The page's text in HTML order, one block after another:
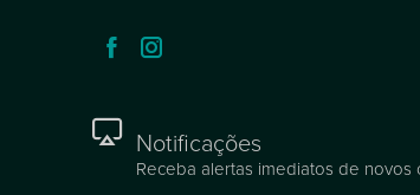
Notificações
Receba alertas imediatos de novos